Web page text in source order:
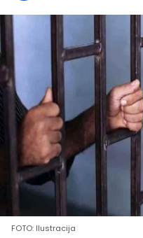
FOTO: Ilustracija